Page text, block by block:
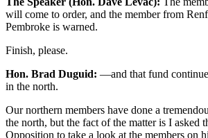
will come to order, and the member from
Pembroke is warned.
Finish, please.
Hon. Brad Duguid: —and that fund
in the north.
Our northern members have done a
the north, but the fact of the matter is I asked
Opposition to take a look at the members on